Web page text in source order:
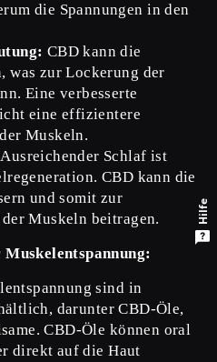
die Spannungen in den
CBD kann die
was zur Lockerung der
Eine verbesserte
eine effizientere
Muskeln.
Ausreichender Schlaf ist
CBD kann die
und somit zur
Muskeln beitragen.
sind in
darunter CBD-Öle,
CBD-Öle können oral
direkt auf die Haut
Hilfe